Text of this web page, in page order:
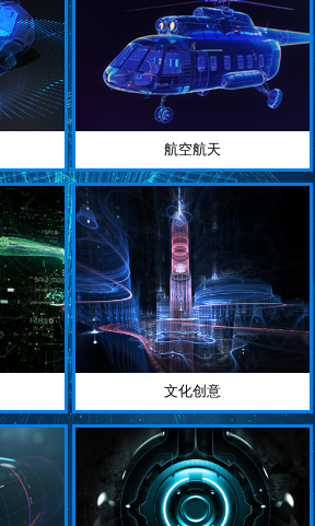
航空航天
文化创意